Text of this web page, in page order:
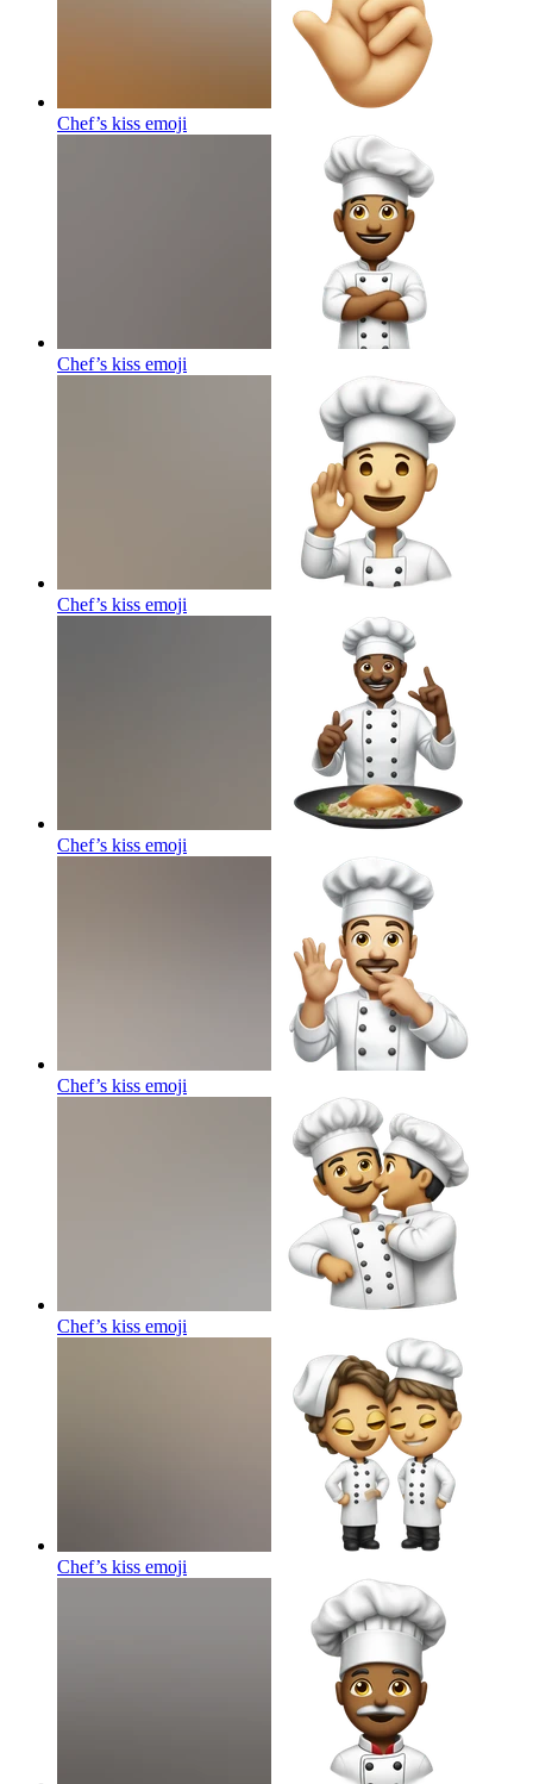
Chef’s kiss emoji
Chef’s kiss emoji
Chef’s kiss emoji
Chef’s kiss emoji
Chef’s kiss emoji
Chef’s kiss emoji
Chef’s kiss emoji